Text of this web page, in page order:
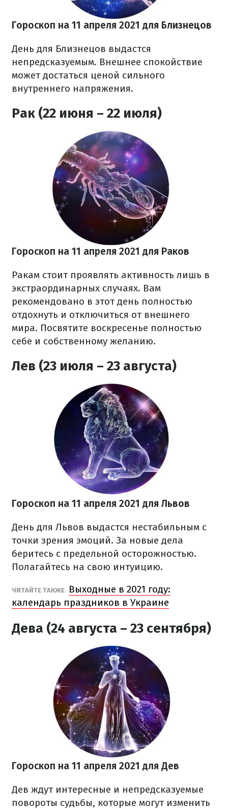
Гороскоп на 11 апреля 2021 для Близнецов
День для Близнецов выдастся
непредсказуемым. Внешнее спокойствие
может достаться ценой сильного
внутреннего напряжения.
Рак (22 июня – 22 июля)
Гороскоп на 11 апреля 2021 для Раков
Ракам стоит проявлять активность лишь в
экстраординарных случаях. Вам
рекомендовано в этот день полностью
отдохнуть и отключиться от внешнего
мира. Посвятите воскресенье полностью
себе и собственному желанию.
Лев (23 июля – 23 августа)
Гороскоп на 11 апреля 2021 для Львов
День для Львов выдастся нестабильным с
точки зрения эмоций. За новые дела
беритесь с предельной осторожностью.
Полагайтесь на свою интуицию.
ЧИТАЙТЕ ТАКЖЕ
Выходные в 2021 году:
календарь праздников в Украине
Дева (24 августа – 23 сентября)
Гороскоп на 11 апреля 2021 для Дев
Дев ждут интересные и непредсказуемые
повороты судьбы, которые могут изменить